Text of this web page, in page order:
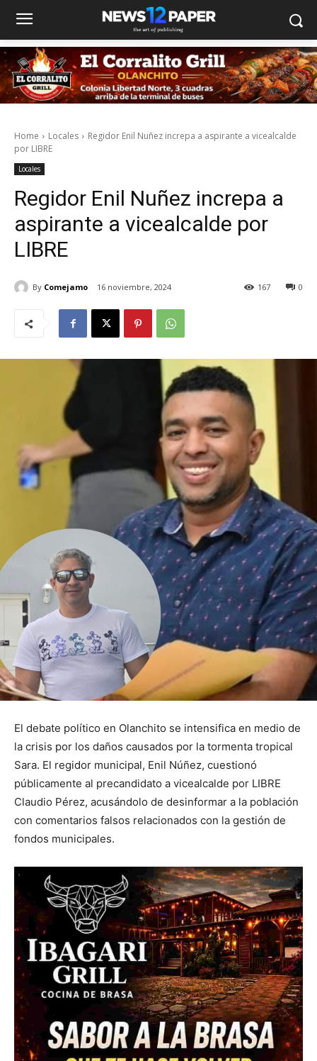
Home Locales
Regidor Enil Nuñez increpa a aspirante a vicealcalde
por LIBRE
Locales
Regidor Enil Nuñez increpa a
aspirante a vicealcalde por
LIBRE
By Comejamo 16 noviembre, 2024 0
167
El debate político en Olanchito se intensifica en medio de
la crisis por los daños causados por la tormenta tropical
Sara. El regidor municipal, Enil Núñez, cuestionó
públicamente al precandidato a vicealcalde por LIBRE
Claudio Pérez, acusándolo de desinformar a la población
con comentarios falsos relacionados con la gestión de
fondos municipales.